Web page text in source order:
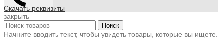
Скачать реквизиты
закрыть
Поиск
Начните вводить текст, чтобы увидеть товары, которые вы ищете.